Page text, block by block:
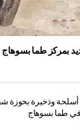
بمركز طما بسوهاج
وذخيرة بحوزة
في طما بسوهاج